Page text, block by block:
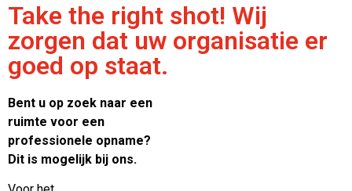
Take the right shot! Wij
zorgen dat uw organisatie er
goed op staat.
Bent u op zoek naar een
ruimte voor een
professionele opname?
Dit is mogelijk bij ons.